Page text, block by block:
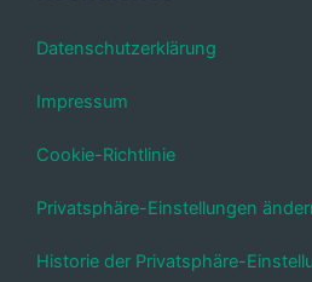
Datenschutzerklärung
Impressum
Cookie-Richtlinie
Privatsphäre-Einstellungen
Historie der Privatsphäre-